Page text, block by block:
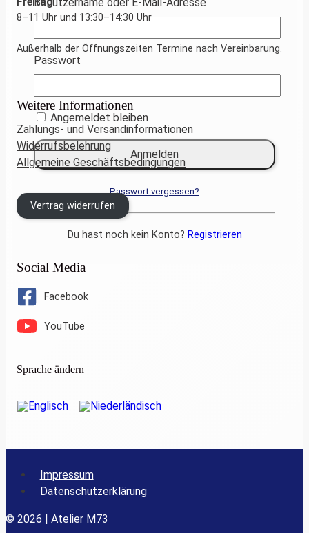
8–11 Uhr und 13:30–14:30 Uhr
Außerhalb der Öffnungszeiten Termine nach Vereinbarung.
Weitere Informationen
Zahlungs- und Versandinformationen
Widerrufsbelehrung
Allgemeine Geschäftsbedingungen
Vertrag widerrufen
Social Media
Facebook
YouTube
Sprache ändern
Impressum
Datenschutzerklärung
© 2026 | Atelier M73
Benutzername oder E-Mail-Adresse
Passwort
Angemeldet bleiben
Passwort vergessen?
Du hast noch kein Konto? Registrieren